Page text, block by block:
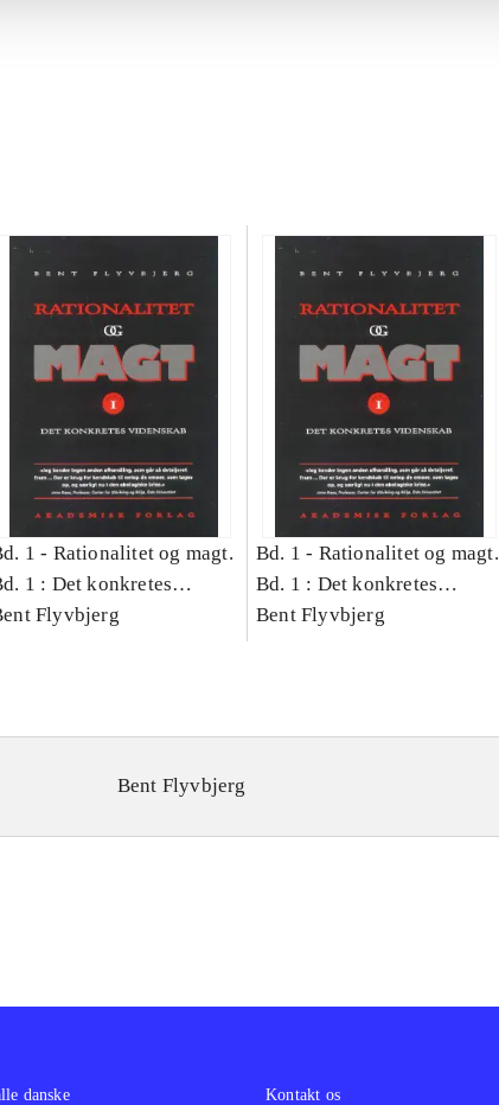
1 - Rationalitet og magt.
1 : Det konkretes
Flyvbjerg
Bd. 1 - Rationalitet og magt.
Bd. 1 : Det konkretes
videnskab
Bent Flyvbjerg
Bent Flyvbjerg
danske Kontakt os